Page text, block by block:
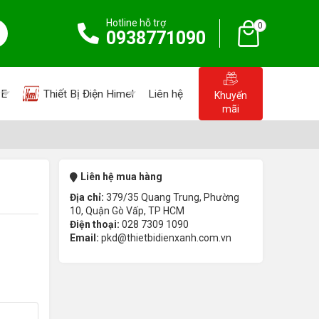
Hotline hỗ trợ
0938771090
0
Thiết Bị Điện Himel Liên hệ
Khuyến
mãi
Liên hệ mua hàng
Địa chỉ: 379/35 Quang Trung, Phường
10, Quận Gò Vấp, TP HCM
Điện thoại: 028 7309 1090
Email: pkd@thietbidienxanh.com.vn